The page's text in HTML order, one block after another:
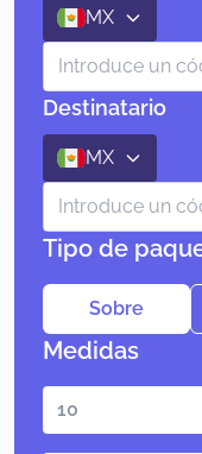
MX
Destinatario
MX
Tipo de
Sobre
Medidas